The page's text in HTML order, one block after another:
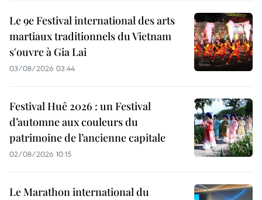
Le 9e Festival international des arts
martiaux traditionnels du Vietnam
s'ouvre à Gia Lai
03/08/2026 03:44
Festival Huê 2026 : un Festival
d’automne aux couleurs du
patrimoine de l’ancienne capitale
02/08/2026 10:15
Le Marathon international du